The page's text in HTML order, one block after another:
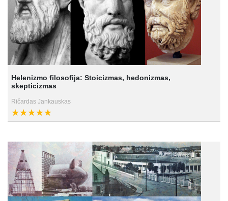
Helenizmo filosofija: Stoicizmas, hedonizmas,
skepticizmas
Ričardas Jankauskas